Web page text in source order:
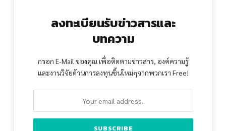
ลงทะเบียนรับข่าวสารและ
บทความ
กรอก E-Mail ของคุณ เพื่อติดตามข่าวสาร, องค์ความรู้
และงานวิจัยด้านการลงทุนชิ้นใหม่ๆจากพวกเรา Free!